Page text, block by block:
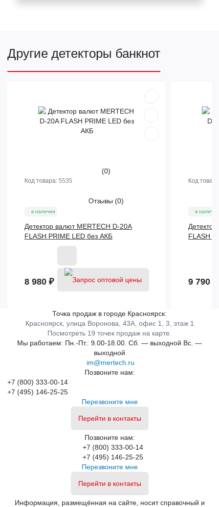
Другие детекторы банкнот
(0)
Код товара: 5535
Отзывы (0)
в наличии
Детектор валют MERTECH D-20A
FLASH PRIME LED без АКБ
8 980 ₽
Код
в наличии
FLASH
9 790 ₽
Точка продаж в городе Красноярск:
Красноярск, улица Воронова, 43А, офис 1, 3, этаж 1
Посмотреть 19 точек продаж на карте.
Мы работаем: Пн.-Пт.: 9.00-18.00. Сб. — выходной Вс. —
выходной
im@mertech.ru
Позвоните нам:
+7 (800) 333-00-14
+7 (495) 146-25-25
Перезвоните мне
Перейти в контакты
Позвоните нам:
+7 (800) 333-00-14
+7 (495) 146-25-25
Перезвоните мне
Перейти в контакты
Информация, размещённая на сайте, носит справочный и